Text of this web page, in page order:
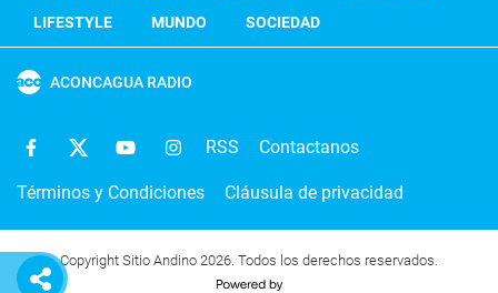
LIFESTYLE
MUNDO SOCIEDAD
ACONCAGUA RADIO
RSS Contactanos
Términos y Condiciones Cláusula de privacidad
Copyright Sitio Andino 2026. Todos los derechos reservados.